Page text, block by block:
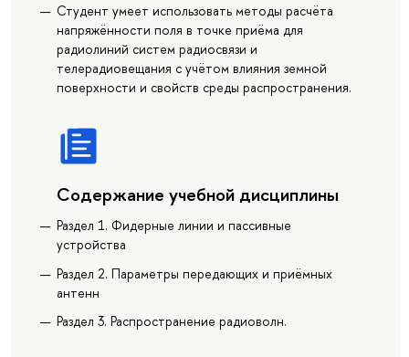
Студент умеет использовать методы расчёта
напряжённости поля в точке приёма для
радиолиний систем радиосвязи и
телерадиовещания с учётом влияния земной
поверхности и свойств среды распространения.
Содержание учебной дисциплины
Раздел 1. Фидерные линии и пассивные
устройства
Раздел 2. Параметры передающих и приёмных
антенн
Раздел 3. Распространение радиоволн.